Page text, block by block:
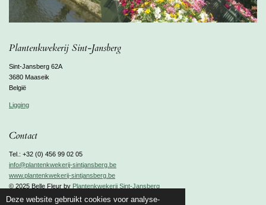
Deze website gebruikt cookies voor analyse-
Plantenkwekerij Sint-Jansberg
Sint-Jansberg 62A
3680 Maaseik
België
Ligging
Contact
Tel.: +32 (0) 456 99 02 05
info@plantenkwekerij-sintjansberg.be
www.plantenkwekerij-sintjansberg.be
© 2025 Belle Fleur by Plantenkwekerij Sint-Jansberg
Powered byJouwWeb